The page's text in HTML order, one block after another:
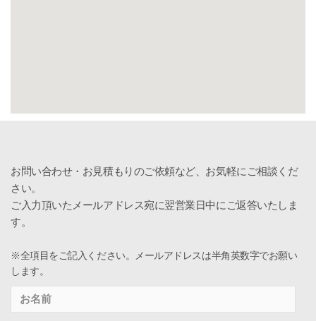
お問い合わせ・お見積もりのご依頼など、お気軽にご相談くだ
さい。
ご入力頂いたメールアドレス宛に翌営業日中にご返答いたしま
す。
※全項目をご記入ください。メールアドレスは半角英数字でお願い
します。